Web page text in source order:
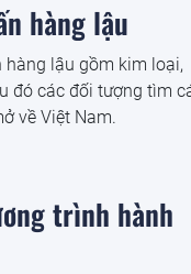
hàng lậu
hàng lậu gồm kim loại,
đó các đối tượng tìm
về Việt Nam.
trình hành